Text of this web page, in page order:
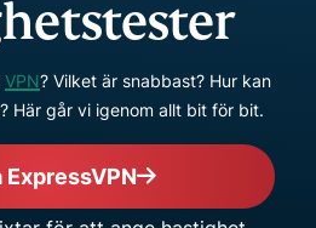
VPN? Vilket är snabbast? Hur kan
Här går vi igenom allt bit för bit.
ExpressVPN